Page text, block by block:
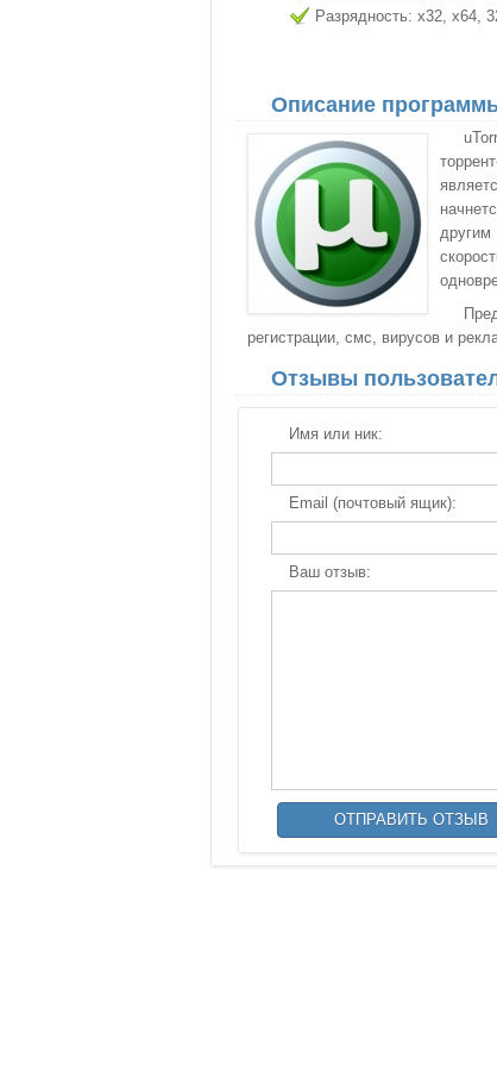
Разрядность: x32, x64,
Описание
регистрации, смс, вирусов и
Отзывы
Имя или ник:
Email (почтовый ящик):
Ваш отзыв: